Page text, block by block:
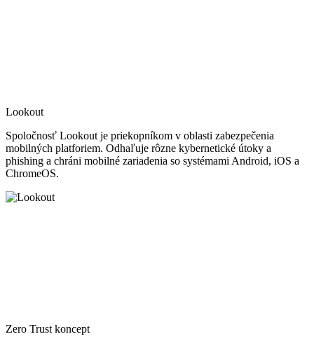
Lookout
Spoločnosť Lookout je priekopníkom v oblasti zabezpečenia
mobilných platforiem. Odhaľuje rôzne kybernetické útoky a
phishing a chráni mobilné zariadenia so systémami Android, iOS a
ChromeOS.
Zero Trust koncept